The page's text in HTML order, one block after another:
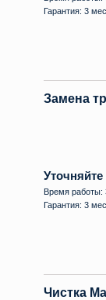
Гарантия: 3
Замена
Уточняйте
Время работы:
Гарантия: 3
Чистка